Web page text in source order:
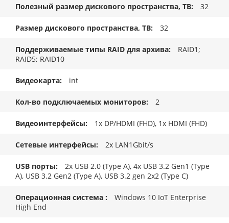
Полезный размер дискового пространства, TB 32
Размер дискового пространства, ТB 32
Поддерживаемые типы RAID для архива
RAID1;
RAID5; RAID10
Видеокарта int
Кол-во подключаемых мониторов 2
Видеоинтерфейсы 1x DP/HDMI (FHD), 1x HDMI (FHD)
Сетевые интерфейсы 2x LAN1Gbit/s
USB порты
2x USB 2.0 (Type A), 4x USB 3.2 Gen1 (Type
A), USB 3.2 Gen2 (Type A), USB 3.2 gen 2x2 (Type C)
Операционная система
Windows 10 IoT Enterprise
High End